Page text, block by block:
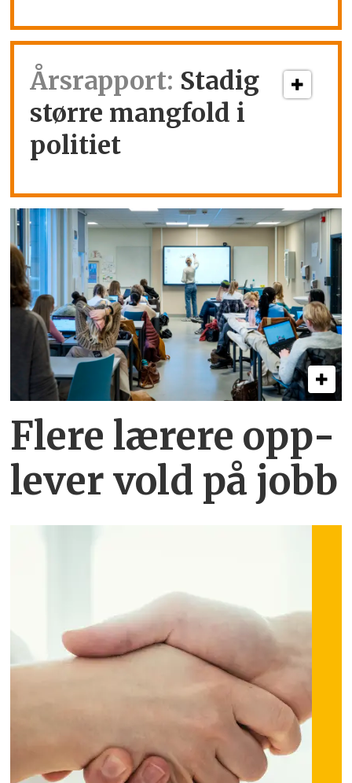
Årsrapport: Stadig
større mangfold i
politiet
Flere lærere opp­
lever vold på jobb